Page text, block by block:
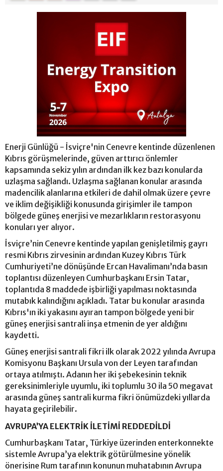
Enerji Günlüğü - İsviçre'nin Cenevre kentinde düzenlenen
Kıbrıs görüşmelerinde, güven arttırıcı önlemler
kapsamında sekiz yılın ardından ilk kez bazı konularda
uzlaşma sağlandı. Uzlaşma sağlanan konular arasında
madencilik alanlarına etkileri de dahil olmak üzere çevre
ve iklim değişikliği konusunda girişimler ile tampon
bölgede güneş enerjisi ve mezarlıkların restorasyonu
konuları yer alıyor.
İsviçre’nin Cenevre kentinde yapılan genişletilmiş gayrı
resmi Kıbrıs zirvesinin ardından Kuzey Kıbrıs Türk
Cumhuriyeti’ne dönüşünde Ercan Havalimanı’nda basın
toplantısı düzenleyen Cumhurbaşkanı Ersin Tatar,
toplantıda 8 maddede işbirliği yapılması noktasında
mutabık kalındığını açıkladı. Tatar bu konular arasında
Kıbrıs'ın iki yakasını ayıran tampon bölgede yeni bir
güneş enerjisi santrali inşa etmenin de yer aldığını
kaydetti.
Güneş enerjisi santrali fikri ilk olarak 2022 yılında Avrupa
Komisyonu Başkanı Ursula von der Leyen tarafından
ortaya atılmıştı. Adanın her iki şebekesinin teknik
gereksinimleriyle uyumlu, iki toplumlu 30 ila 50 megavat
arasında güneş santrali kurma fikri önümüzdeki yıllarda
hayata geçirilebilir.
AVRUPA’YA ELEKTRİK İLETİMİ REDDEDİLDİ
Cumhurbaşkanı Tatar, Türkiye üzerinden enterkonnekte
sistemle Avrupa’ya elektrik götürülmesine yönelik
önerisine Rum tarafının konunun muhatabının Avrupa